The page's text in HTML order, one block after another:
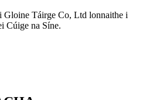
Gloine Táirge Co, Ltd lonnaithe i
Cúige na Síne.